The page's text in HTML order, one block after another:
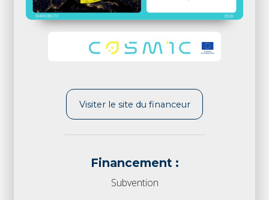
Visiter le site du financeur
Financement :
Subvention